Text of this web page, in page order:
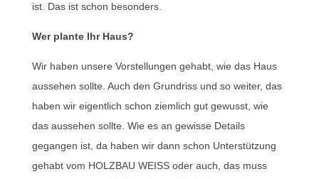
ist. Das ist schon besonders.
Wer plante Ihr Haus?
Wir haben unsere Vorstellungen gehabt, wie das Haus
aussehen sollte. Auch den Grundriss und so weiter, das
haben wir eigentlich schon ziemlich gut gewusst, wie
das aussehen sollte. Wie es an gewisse Details
gegangen ist, da haben wir dann schon Unterstützung
gehabt vom HOLZBAU WEISS oder auch, das muss